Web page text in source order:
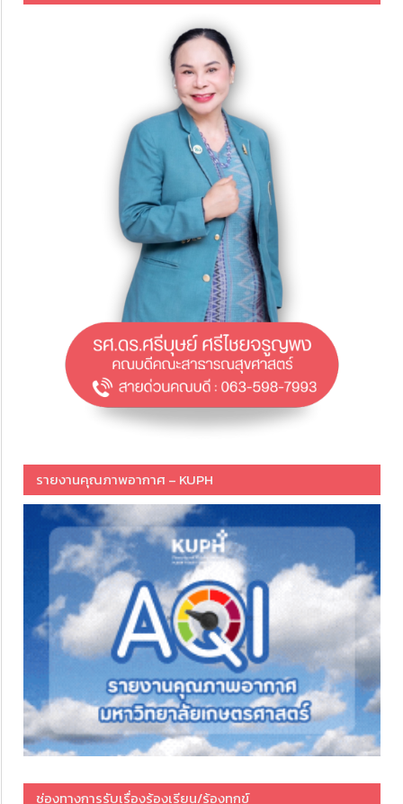
รายงานคุณภาพอากาศ – KUPH
ช่องทางการรับเรื่องร้องเรียน/ร้องทุกข์